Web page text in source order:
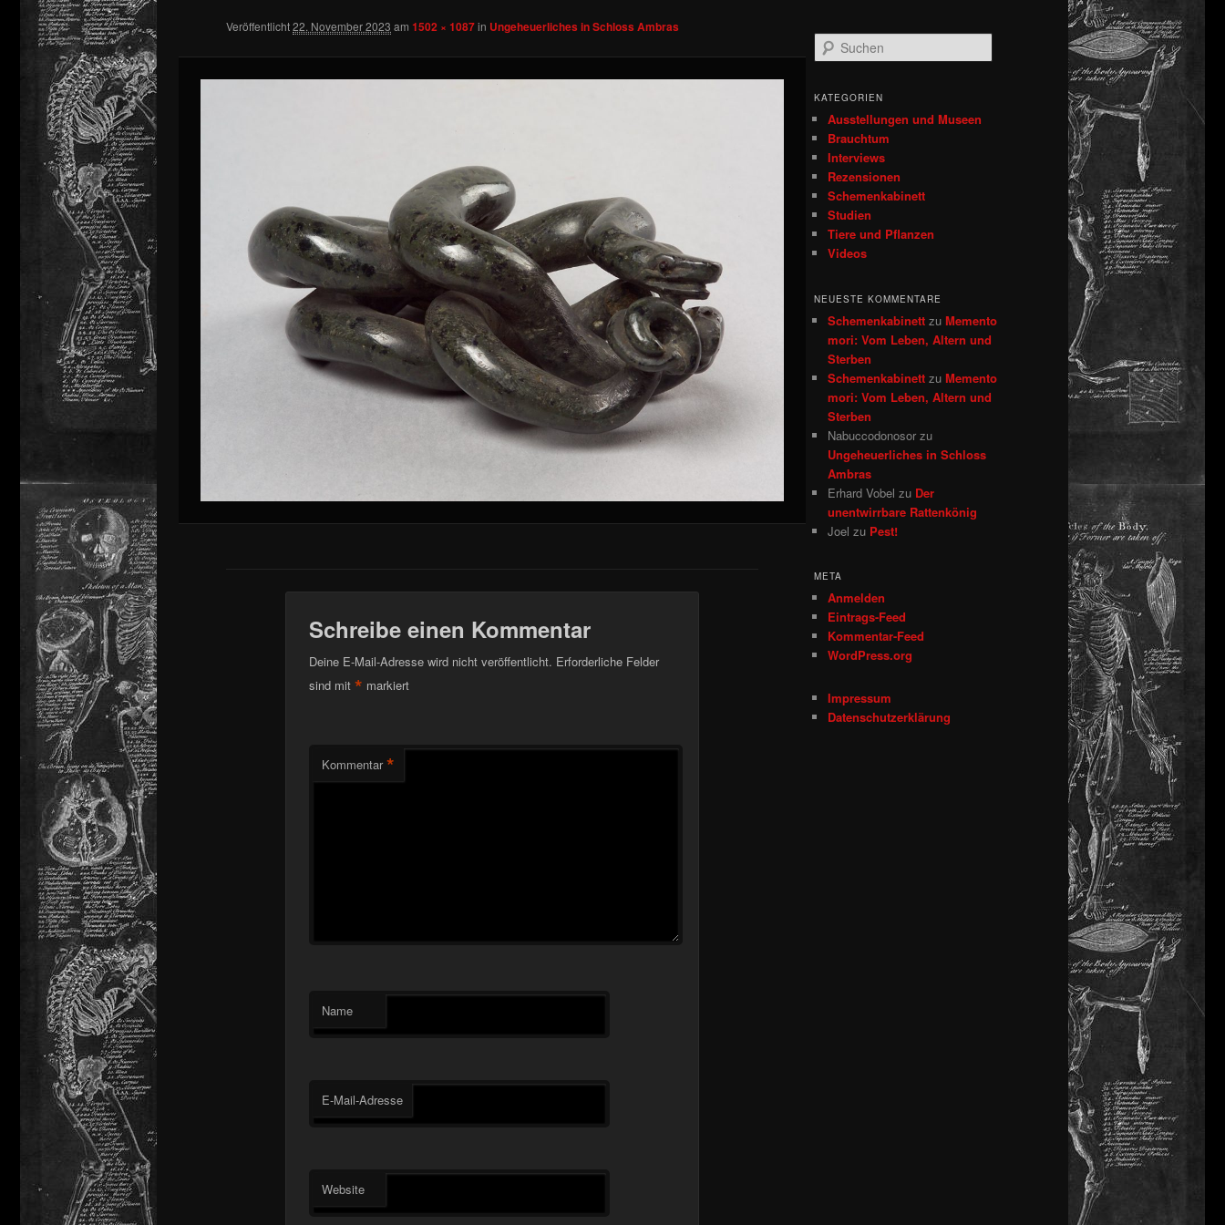
springen
Veröffentlicht22. November 2023 am 1502 × 1087in Ungeheuerliches in Schloss Ambras
Schreibe einen Kommentar
Deine E-Mail-Adresse wird nicht veröffentlicht. Erforderliche Felder
sind mit * markiert
Kommentar *
Name
E-Mail-Adresse
Website
u
h
KATEGORIEN
Ausstellungen und Museen
Brauchtum
Interviews
Rezensionen
Schemenkabinett
Studien
Tiere und Pflanzen
Videos
NEUESTE KOMMENTARE
Schemenkabinett zu Memento
mori: Vom Leben, Altern und
Sterben
Schemenkabinett zu Memento
mori: Vom Leben, Altern und
Sterben
Nabuccodonosor zu
Ungeheuerliches in Schloss
Ambras
Erhard Vobel zu Der
unentwirrbare Rattenkönig
Joel zu Pest!
META
Anmelden
Eintrags-Feed
Kommentar-Feed
WordPress.org
Impressum
Datenschutzerklärung